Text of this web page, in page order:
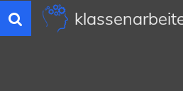
Toggle
navigation